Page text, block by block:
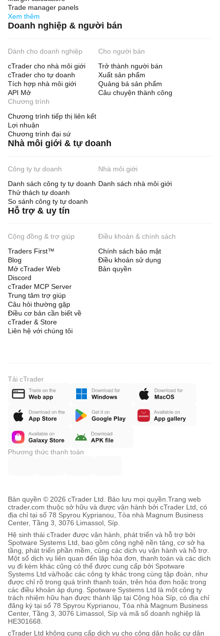
Trade manager panels
Xem thêm
Doanh nghiệp & người bán
Dành cho doanh nghiệp
cTrader cho nhà môi giới
cTrader cho tự doanh
Tích hợp nhà môi giới
API Mở
Cho người bán
Trở thành người bán
Xuất sản phẩm
Quảng bá sản phẩm
Câu chuyện thành công
Chương trình
Chương trình tiếp thị liên kết
Lợi nhuận
Chương trình đại sứ
Nhà môi giới & tự doanh
Công ty tự doanh
Danh sách công ty tự doanh
Thử thách tự doanh
So sánh công ty tự doanh
Nhà môi giới
Danh sách nhà môi giới
Hỗ trợ & uy tín
Cộng đồng & trợ giúp
Traders First™
Blog
Mở cTrader Web
Discord
cTrader MCP Server
Trung tâm trợ giúp
Câu hỏi thường gặp
Điều cơ bản cần biết về
cTrader & Store
Liên hệ với chúng tôi
Điều khoản & chính sách
Chính sách bảo mật
Điều khoản sử dụng
Bản quyền
Tải cTrader
Phương thức thanh toán
Bản quyền © 2026 cTrader Ltd. Bảo lưu mọi quyền. Trang web
ctrader.com thuộc sở hữu và được vận hành bởi cTrader Ltd, có
địa chỉ tại số 78 Spyrou Kyprianou, Tòa nhà Magnum Business
Center, Tầng 3, 3076 Limassol, Síp.
Hệ sinh thái cTrader được vận hành, phát triển và hỗ trợ bởi
Spotware Systems Ltd, bao gồm công nghệ nền tảng, cơ sở hạ
tầng, phát triển phần mềm, cùng các dịch vụ vận hành và hỗ trợ.
Một số dịch vụ liên quan đến lập hóa đơn, thanh toán và các dịch
vụ đi kèm khác cũng có thể được cung cấp bởi Spotware
Systems Ltd và/hoặc các công ty khác trong cùng tập đoàn, như
được chỉ rõ trong quá trình thanh toán, trên hóa đơn hoặc trong
các điều khoản áp dụng. Spotware Systems Ltd là một công ty
trách nhiệm hữu hạn được thành lập tại Cộng hòa Síp, có địa chỉ
đăng ký tại số 78 Spyrou Kyprianou, Tòa nhà Magnum Business
Center, Tầng 3, 3076 Limassol, Síp và mã số doanh nghiệp là
HE301668.
cTrader Ltd không cung cấp dịch vụ cho công dân hoặc cư dân